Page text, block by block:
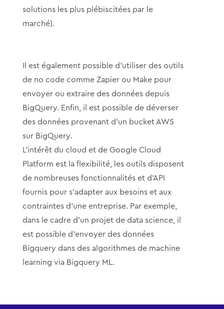
solutions les plus plébiscitées par le
marché).
Il est également possible d’utiliser des outils
de no code comme Zapier ou Make pour
envoyer ou extraire des données depuis
BigQuery. Enfin, il est possible de déverser
des données provenant d’un bucket AWS
sur BigQuery.
L’intérêt du cloud et de Google Cloud
Platform est la flexibilité, les outils disposent
de nombreuses fonctionnalités et d’API
fournis pour s’adapter aux besoins et aux
contraintes d’une entreprise. Par exemple,
dans le cadre d’un projet de data science, il
est possible d’envoyer des données
Bigquery dans des algorithmes de machine
learning via Bigquery ML.